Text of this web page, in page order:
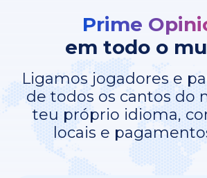
Prime
em todo o
Ligamos jogadores e
de todos os cantos do
teu próprio idioma,
locais e